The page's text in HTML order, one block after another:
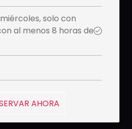
solo con
al menos 8 horas de
AHORA